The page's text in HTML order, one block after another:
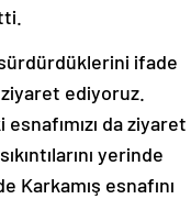
ifade
ediyoruz.
da ziyaret
yerinde
Karkamış esnafını